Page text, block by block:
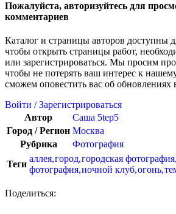
Пожалуйста, авторизуйтесь для
комментариев
Каталог и страницы авторов доступны
чтобы открыть страницы работ,
или зарегистрироваться. Мы просим
чтобы не потерять ваш интерес к
сможем оповестить вас об обновлениях
Войти / Зарегистрироваться
Автор
Саша 5tep5
Город / Регион Москва
Рубрика
Фотография
Теги
аллея,город,городская фотография
фотография,ночной клуб,огонь,
Поделиться: